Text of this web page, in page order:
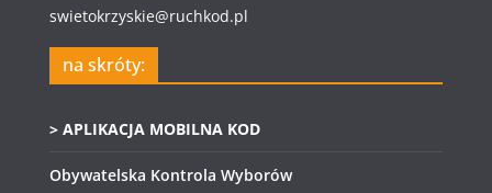
swietokrzyskie@ruchkod.pl
na skróty:
> APLIKACJA MOBILNA KOD
Obywatelska Kontrola Wyborów